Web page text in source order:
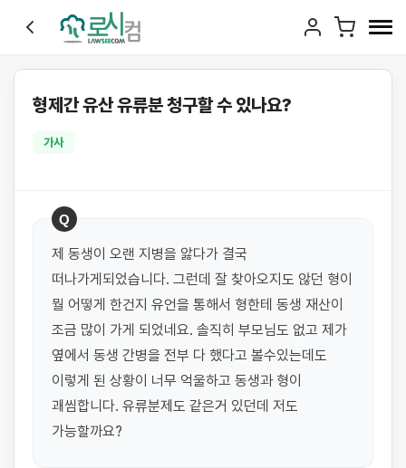
형제간 유산 유류분 청구할 수 있나요?
가사
Q
제 동생이 오랜 지병을 앓다가 결국
떠나가게되었습니다. 그런데 잘 찾아오지도 않던 형이
뭘 어떻게 한건지 유언을 통해서 형한테 동생 재산이
조금 많이 가게 되었네요. 솔직히 부모님도 없고 제가
옆에서 동생 간병을 전부 다 했다고 볼수있는데도
이렇게 된 상황이 너무 억울하고 동생과 형이
괘씸합니다. 유류분제도 같은거 있던데 저도
가능할까요?